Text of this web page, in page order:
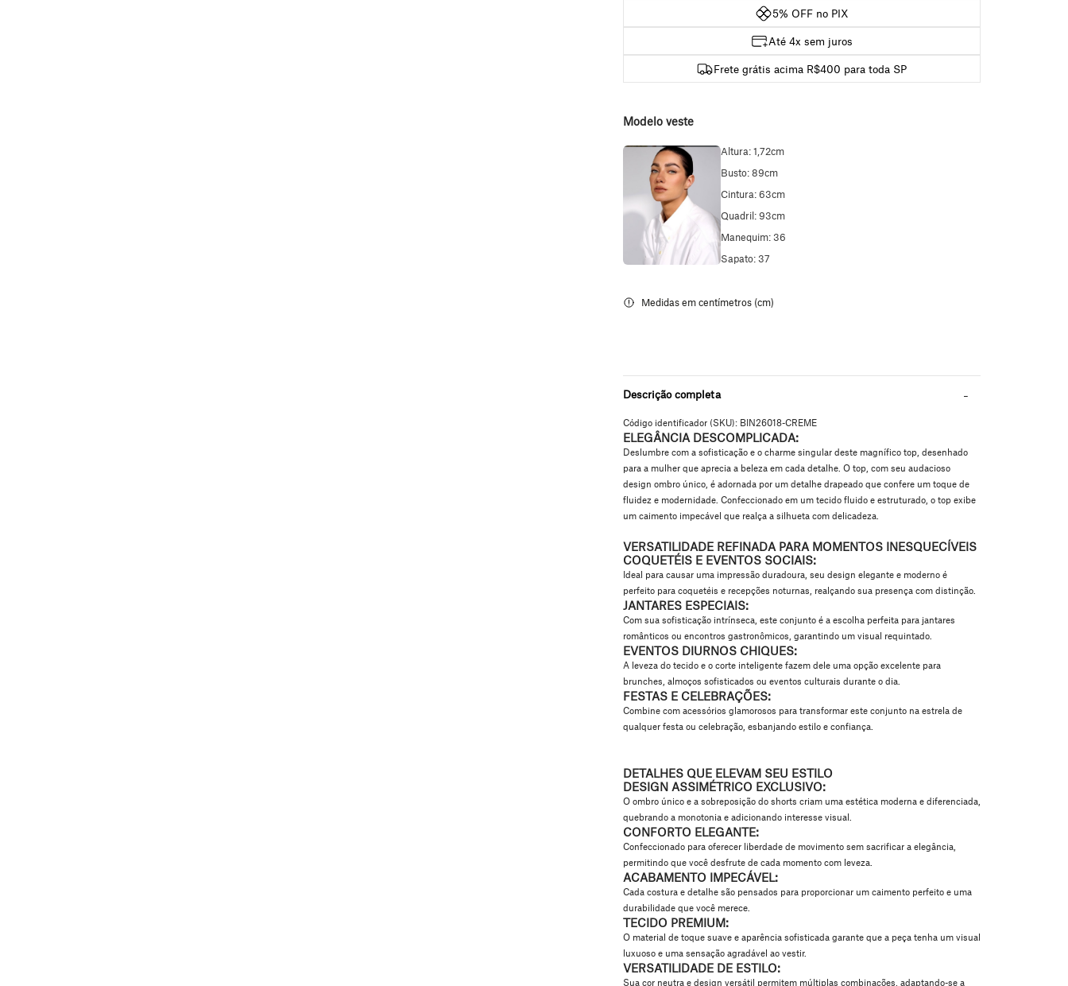
5% OFF no PIX
Até 4x sem juros
Frete grátis acima R$400 para toda SP
Modelo veste
Altura: 1,72cm
Busto: 89cm
Cintura: 63cm
Quadril: 93cm
Manequim: 36
Sapato: 37
Descrição completa
Código identificador (SKU):BIN26018-CREME
ELEGÂNCIA DESCOMPLICADA:
Deslumbre com a sofisticação e o charme singular deste magnífico top, desenhado
para a mulher que aprecia a beleza em cada detalhe. O top, com seu audacioso
design ombro único, é adornada por um detalhe drapeadoque confere um toque de
fluidez e modernidade. Confeccionado em um tecido fluido e estruturado, o top exibe
um caimento impecável que realça a silhueta com delicadeza.
VERSATILIDADE REFINADA PARA MOMENTOS INESQUECÍVEIS
COQUETÉIS E EVENTOS SOCIAIS:
Ideal para causar uma impressão duradoura, seu design elegante e moderno é
perfeito para coquetéis e recepções noturnas, realçando sua presença com distinção.
JANTARES ESPECIAIS:
Com sua sofisticação intrínseca, este conjunto é a escolha perfeita para jantares
românticos ou encontros gastronômicos, garantindo um visual requintado.
EVENTOS DIURNOS CHIQUES:
A leveza do tecido e o corte inteligente fazem dele uma opção excelente para
brunches, almoços sofisticados ou eventos culturais durante o dia.
FESTAS E CELEBRAÇÕES:
Combine com acessórios glamorosos para transformar este conjunto na estrela de
qualquer festa ou celebração, esbanjando estilo e confiança.
DETALHES QUE ELEVAM SEU ESTILO
DESIGN ASSIMÉTRICO EXCLUSIVO:
O ombro único e a sobreposição do shorts criam uma estética moderna e diferenciada,
quebrando a monotonia e adicionando interesse visual.
CONFORTO ELEGANTE:
Confeccionado para oferecer liberdade de movimento sem sacrificar a elegância,
permitindo que você desfrute de cada momento com leveza.
ACABAMENTO IMPECÁVEL:
Cada costura e detalhe são pensados para proporcionar um caimento perfeito e uma
durabilidade que você merece.
TECIDO PREMIUM:
O material de toque suave e aparência sofisticada garante que a peça tenha um visual
luxuoso e uma sensação agradável ao vestir.
VERSATILIDADE DE ESTILO:
Sua cor neutra e design versátil permitem múltiplas combinações, adaptando-se a